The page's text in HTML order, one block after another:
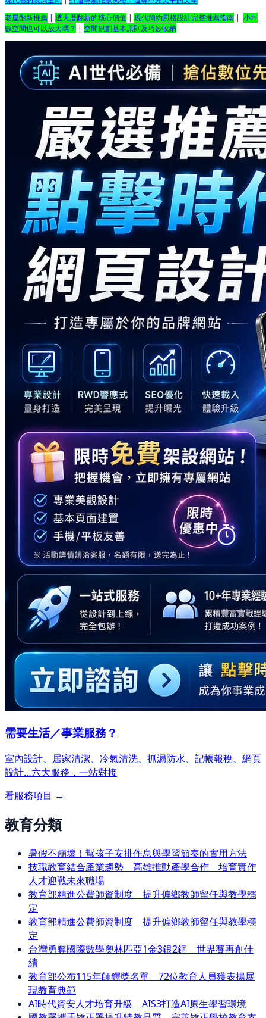
老屋翻新推薦 | 透天厝翻新的核心價值 | 現代簡約風格設計完整推薦指南 | 小坪
數空間也可以放大嗎？ | 空間規劃基本原則及巧妙收納
需要生活／事業服務？
室內設計、居家清潔、冷氣清洗、抓漏防水、記帳報稅、網頁
設計…六大服務，一站對接
看服務項目 →
教育分類
暑假不崩壞！幫孩子安排作息與學習節奏的實用方法
技職教育結合產業趨勢 高雄推動產學合作 培育實作
人才迎戰未來職場
教育部精進公費師資制度 提升偏鄉教師留任與教學穩
定
教育部精進公費師資制度 提升偏鄉教師留任與教學穩
定
台灣勇奪國際數學奧林匹亞1金3銀2銅 世界賽再創佳
績
教育部公布115年師鐸獎名單 72位教育人員獲表揚展
現教育典範
AI時代資安人才培育升級 AIS3打造AI原生學習環境